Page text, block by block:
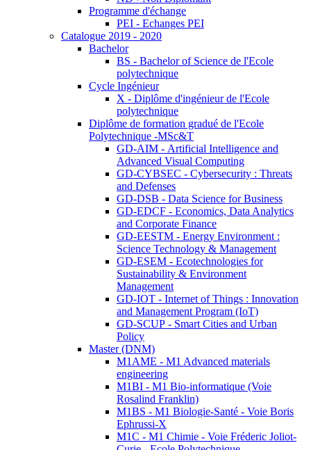
Programme d'échange
PEI - Echanges PEI
Catalogue 2019 - 2020
Bachelor
BS - Bachelor of Science de l'Ecole
polytechnique
Cycle Ingénieur
X - Diplôme d'ingénieur de l'Ecole
polytechnique
Diplôme de formation gradué de l'Ecole
Polytechnique -MSc&T
GD-AIM - Artificial Intelligence and
Advanced Visual Computing
GD-CYBSEC - Cybersecurity : Threats
and Defenses
GD-DSB - Data Science for Business
GD-EDCF - Economics, Data Analytics
and Corporate Finance
GD-EESTM - Energy Environment :
Science Technology & Management
GD-ESEM - Ecotechnologies for
Sustainability & Environment
Management
GD-IOT - Internet of Things : Innovation
and Management Program (IoT)
GD-SCUP - Smart Cities and Urban
Policy
Master (DNM)
M1AME - M1 Advanced materials
engineering
M1BI - M1 Bio-informatique (Voie
Rosalind Franklin)
M1BS - M1 Biologie-Santé - Voie Boris
Ephrussi-X
M1C - M1 Chimie - Voie Fréderic Joliot-